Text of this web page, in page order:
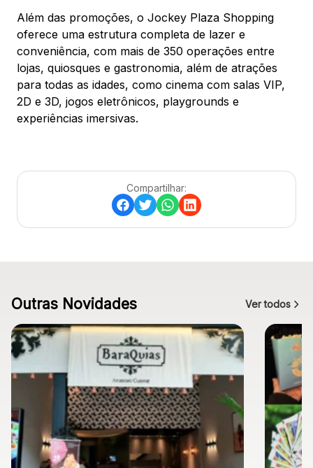
Além das promoções, o Jockey Plaza Shopping
oferece uma estrutura completa de lazer e
conveniência, com mais de 350 operações entre
lojas, quiosques e gastronomia, além de atrações
para todas as idades, como cinema com salas VIP,
2D e 3D, jogos eletrônicos, playgrounds e
experiências imersivas.
Compartilhar:
Outras Novidades Ver todos